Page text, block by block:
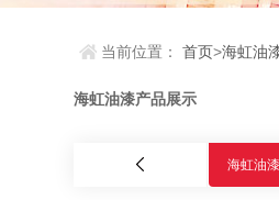
当前位置：首页>海虹油
海虹油漆产品展示
海虹油